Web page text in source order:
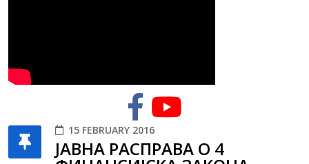
15 FEBRUARY 2016
ЈАВНА РАСПРАВА О 4